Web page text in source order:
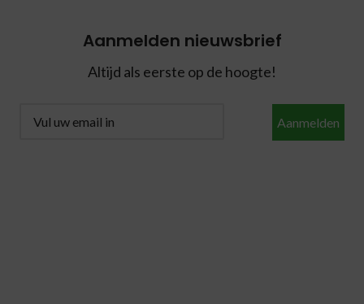
Aanmelden nieuwsbrief
Altijd als eerste op de hoogte!
Aanmelden